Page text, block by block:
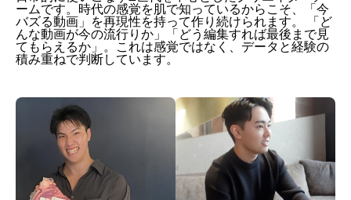
ームです。時代の感覚を肌で知っているからこそ、「今
バズる動画」を再現性を持って作り続けられます。 「ど
んな動画が今の流行りか」「どう編集すれば最後まで見
てもらえるか」。これは感覚ではなく、データと経験の
積み重ねで判断しています。